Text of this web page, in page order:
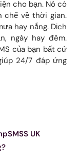
cho bạn. Nó có
chế về thời gian.
hay nắng. Dịch
ngày hay đêm.
của bạn bất cứ
24/7 đáp ứng
UK